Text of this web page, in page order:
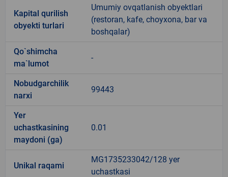
Kapital qurilish
obyekti turlari
Umumiy ovqatlanish obyektlari
(restoran, kafe, choyxona, bar va
boshqalar)
Qo`shimcha
ma`lumot
-
Nobudgarchilik
narxi
99443
Yer
uchastkasining
maydoni (ga)
0.01
Unikal raqami
MG1735233042/128 yer
uchastkasi